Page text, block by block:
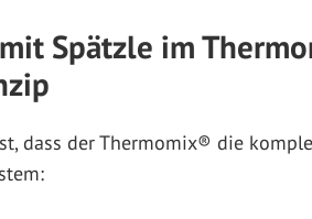
Spätzle im
dass der Thermomix® die